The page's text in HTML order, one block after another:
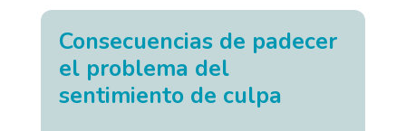
Consecuencias de padecer
el problema del
sentimiento de culpa